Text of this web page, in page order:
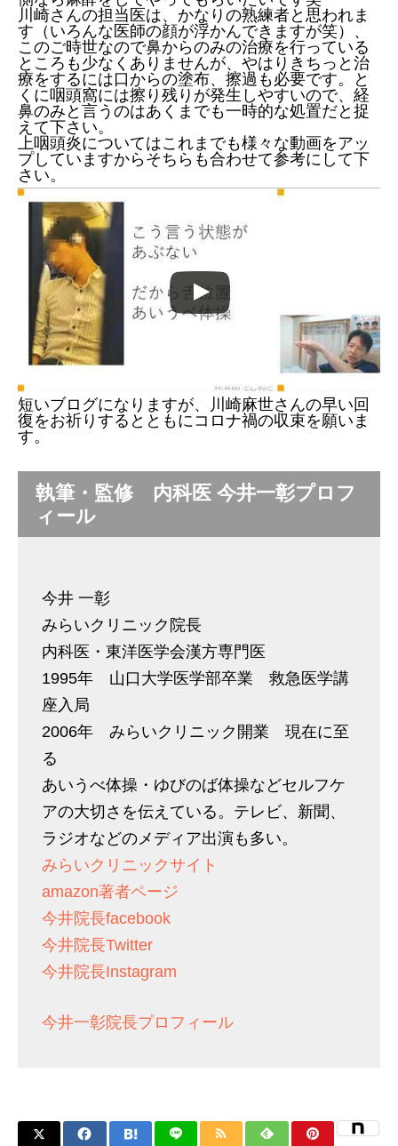
川崎さんの担当医は、かなりの熟練者と思われま
す（いろんな医師の顔が浮かんできますが笑）、
このご時世なので鼻からのみの治療を行っている
ところも少なくありませんが、やはりきちっと治
療をするには口からの塗布、擦過も必要です。と
くに咽頭窩には擦り残りが発生しやすいので、経
鼻のみと言うのはあくまでも一時的な処置だと捉
えて下さい。
上咽頭炎についてはこれまでも様々な動画をアッ
プしていますからそちらも合わせて参考にして下
さい。
短いブログになりますが、川崎麻世さんの早い回
復をお祈りするとともにコロナ禍の収束を願いま
す。
執筆・監修 内科医 今井一彰プロフ
ィール
今井 一彰
みらいクリニック院長
内科医・東洋医学会漢方専門医
1995年 山口大学医学部卒業 救急医学講
座入局
2006年 みらいクリニック開業 現在に至
る
あいうべ体操・ゆびのば体操などセルフケ
アの大切さを伝えている。テレビ、新聞、
ラジオなどのメディア出演も多い。
みらいクリニックサイト
amazon著者ページ
今井院長facebook
今井院長Twitter
今井院長Instagram
今井一彰院長プロフィール